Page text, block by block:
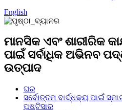
English
ମାନସିକ ଏବଂ ଶାରୀରିକ
ପାଇଁ ସର୍ବାଧିକ ଅଭିନବ
ଉତ୍ପାଦ
ଘର
ସର୍ବୋତ୍ତମ ବାର୍ଦ୍ଧକ୍ୟ ପାଇଁ
ପୁଷ୍ଟିସାର